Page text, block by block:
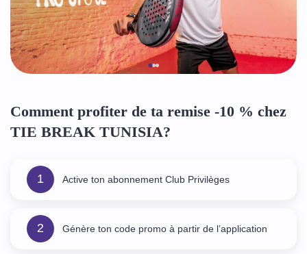
Comment profiter de ta remise -10 % chez
TIE BREAK TUNISIA?
1 Active ton abonnement Club Privilèges
2 Génère ton code promo à partir de l’application